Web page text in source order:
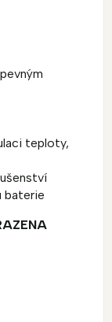
teploty,
baterie